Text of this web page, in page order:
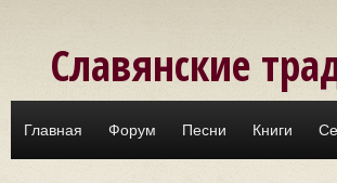
Славянские
Главная Форум Песни Книги